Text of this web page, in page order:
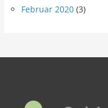
Februar 2020 (3)